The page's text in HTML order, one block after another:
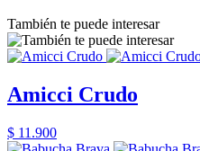
También te puede interesar
Amicci Crudo
$ 11.900